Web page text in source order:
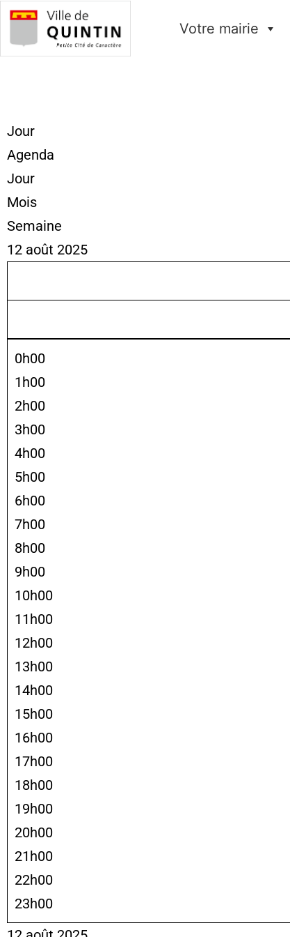
Votre mairie
Jour
Agenda
Jour
Mois
Semaine
12 août 2025
0h00
1h00
2h00
3h00
4h00
5h00
6h00
7h00
8h00
9h00
10h00
11h00
12h00
13h00
14h00
15h00
16h00
17h00
18h00
19h00
20h00
21h00
22h00
23h00